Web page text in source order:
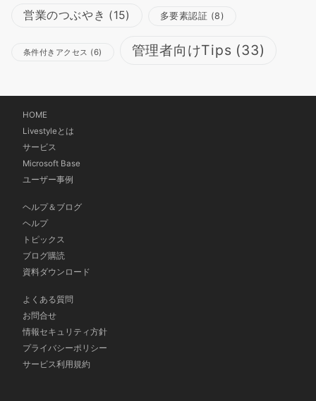
営業のつぶやき (15) 多要素認証 (8)
条件付きアクセス (6) 管理者向けTips (33)
HOME
Livestyleとは
サービス
Microsoft Base
ユーザー事例
ヘルプ＆ブログ
ヘルプ
トピックス
ブログ購読
資料ダウンロード
よくある質問
お問合せ
情報セキュリティ方針
プライバシーポリシー
サービス利用規約